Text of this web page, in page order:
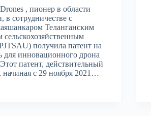
, пионер в области
в сотрудничестве с
Теланганским
сельскохозяйственным
получила патент на
для инновационного дрона
патент, действительный
начиная с 29 ноября 2021…